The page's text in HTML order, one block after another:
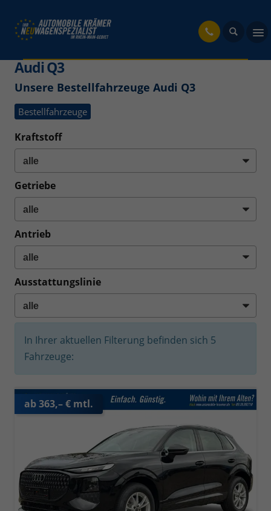
Audi Q3
Unsere Bestellfahrzeuge Audi Q3
Bestellfahrzeuge
Kraftstoff
Getriebe
Antrieb
Ausstattungslinie
In Ihrer aktuellen Filterung befinden sich 5
Fahrzeuge:
ab 363,– € mtl.